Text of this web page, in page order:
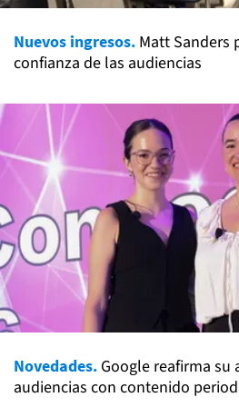
Nuevos ingresos. Matt Sanders
confianza de las audiencias
Novedades. Google reafirma
audiencias con contenido